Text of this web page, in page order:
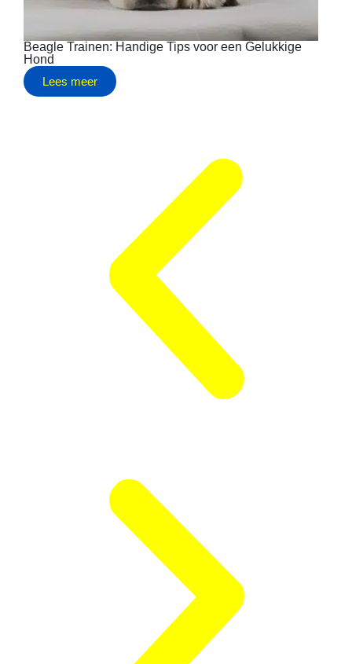
Beagle Trainen: Handige Tips voor een Gelukkige
Hond
Lees meer